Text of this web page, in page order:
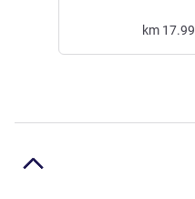
km 17.99